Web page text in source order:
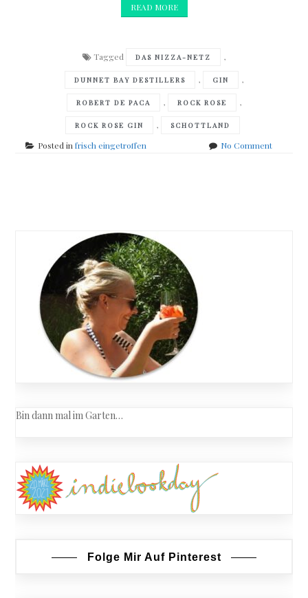
READ MORE
Tagged DAS NIZZA-NETZ ,
DUNNET BAY DESTILLERS , GIN ,
ROBERT DE PACA , ROCK ROSE ,
ROCK ROSE GIN , SCHOTTLAND
Posted infrisch eingetroffen No Commenton
navigation
Bin dann mal im Garten…
Folge Mir Auf Pinterest